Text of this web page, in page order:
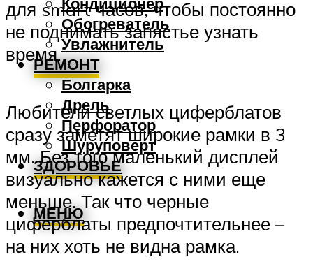
Обогреватель
Увлажнитель
РЕМОНТ
Болгарка
Дрель
Перфоратор
Шуруповерт
ЗДОРОВЬЕ
МЕНЮ
для smart часов, чтобы постоянно
не поднимать запястье узнать
время.
Любители светлых циферблатов
сразу заметят широкие рамки в 3
мм. Без того маленький дисплей
визуально кажется с ними еще
меньше. Так что черные
циферблаты предпочтительнее –
на них хоть не видна рамка.